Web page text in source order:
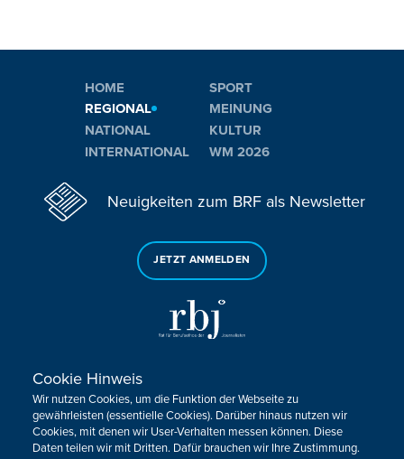
HOME
REGIONAL
NATIONAL
INTERNATIONAL
SPORT
MEINUNG
KULTUR
WM 2026
Neuigkeiten zum BRF als Newsletter
JETZT ANMELDEN
Sie haben noch Fragen oder Anmerkungen?
KONTAKTIEREN SIE UNS!
Cookie Hinweis
Wir nutzen Cookies, um die Funktion der Webseite zu
gewährleisten (essentielle Cookies). Darüber hinaus nutzen wir
Cookies, mit denen wir User-Verhalten messen können. Diese
Daten teilen wir mit Dritten. Dafür brauchen wir Ihre Zustimmung.